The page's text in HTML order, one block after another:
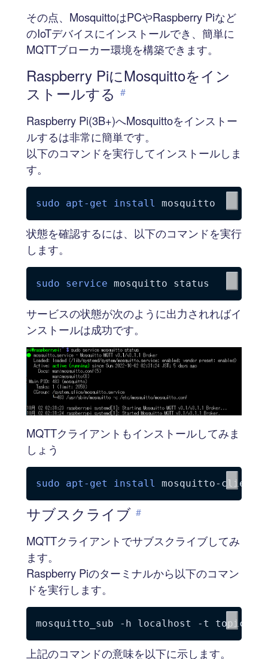
その点、MosquittoはPCやRaspberry Piなど
のIoTデバイスにインストールでき、簡単に
MQTTブローカー環境を構築できます。
Raspberry PiにMosquittoをイン
ストールする #
Raspberry Pi(3B+)へMosquittoをインストー
ルするは非常に簡単です。
以下のコマンドを実行してインストールしま
す。
sudo apt-get install
状態を確認するには、以下のコマンドを実行
します。
sudo service
サービスの状態が次のように出力されればイ
ンストールは成功です。
MQTTクライアントもインストールしてみま
しょう
sudo apt-get install
サブスクライブ #
MQTTクライアントでサブスクライブしてみ
ます。
Raspberry Piのターミナルから以下のコマン
ドを実行します。
mosquitto_sub -h localhost -t
上記のコマンドの意味を以下に示します。